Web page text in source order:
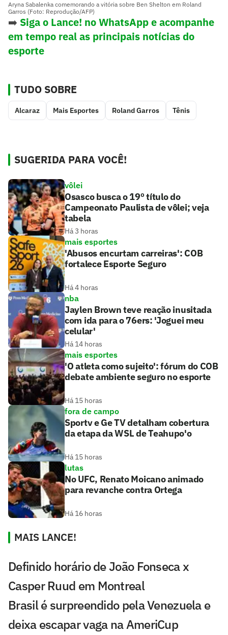
Aryna Sabalenka comemorando a vitória sobre Ben Shelton em Roland
Garros (Foto: Reprodução/AFP)
➡️ Siga o Lance! no WhatsApp e acompanhe
em tempo real as principais notícias do
esporte
TUDO SOBRE
Alcaraz Mais Esportes Roland Garros Tênis
SUGERIDA PARA VOCÊ!
vôlei
Osasco busca o 19º título do
Campeonato Paulista de vôlei; veja
tabela
Há 3 horas
mais esportes
'Abusos encurtam carreiras': COB
fortalece Esporte Seguro
Há 4 horas
nba
Jaylen Brown teve reação inusitada
com ida para o 76ers: 'Joguei meu
celular'
Há 14 horas
mais esportes
'O atleta como sujeito': fórum do COB
debate ambiente seguro no esporte
Há 15 horas
fora de campo
Sportv e Ge TV detalham cobertura
da etapa da WSL de Teahupo'o
Há 15 horas
lutas
No UFC, Renato Moicano animado
para revanche contra Ortega
Há 16 horas
MAIS LANCE!
Definido horário de João Fonseca x
Casper Ruud em Montreal
Brasil é surpreendido pela Venezuela e
deixa escapar vaga na AmeriCup